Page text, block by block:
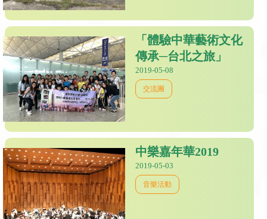
「體驗中華藝術文化
傳承─台北之旅」
2019-05-08
交流團
中樂嘉年華2019
2019-05-03
音樂活動